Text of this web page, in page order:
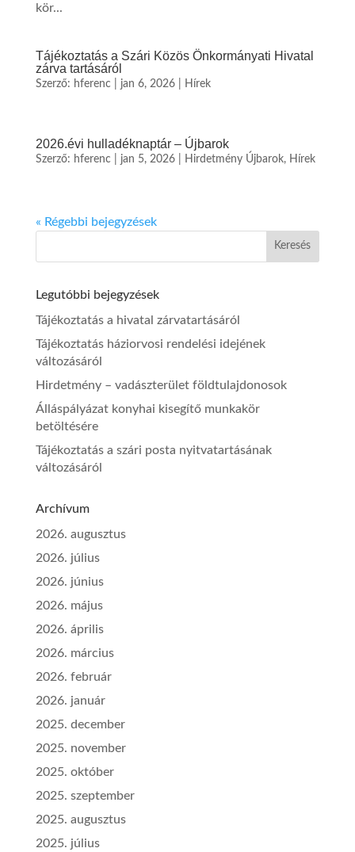
kör...
Tájékoztatás a Szári Közös Önkormányati Hivatal
zárva tartásáról
Szerző: hferenc jan 6, 2026| Hírek
2026.évi hulladéknaptár – Újbarok
Szerző: hferenc jan 5, 2026| Hirdetmény Újbarok, Hírek
« Régebbi bejegyzések
Legutóbbi bejegyzések
Tájékoztatás a hivatal zárvatartásáról
Tájékoztatás háziorvosi rendelési idejének
változásáról
Hirdetmény – vadászterület földtulajdonosok
Álláspályázat konyhai kisegítő munkakör
betöltésére
Tájékoztatás a szári posta nyitvatartásának
változásáról
Archívum
2026. augusztus
2026. július
2026. június
2026. május
2026. április
2026. március
2026. február
2026. január
2025. december
2025. november
2025. október
2025. szeptember
2025. augusztus
2025. július